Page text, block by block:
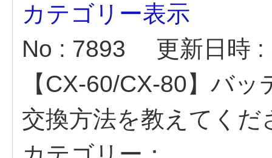
カテゴリー表示
No : 7893
更新日時
【CX-60/CX-80】バ
交換方法を教えてくだ